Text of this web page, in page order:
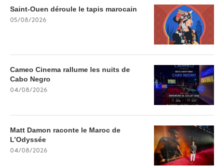
Saint-Ouen déroule le tapis marocain
05/08/2026
Cameo Cinema rallume les nuits de
Cabo Negro
04/08/2026
Matt Damon raconte le Maroc de
L’Odyssée
04/08/2026